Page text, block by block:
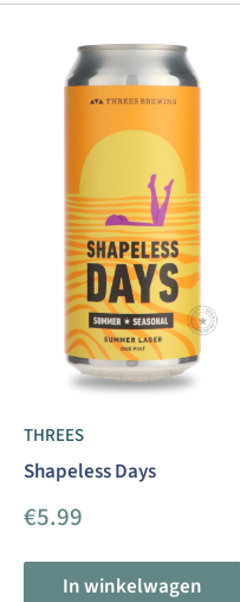
THREES
Shapeless Days
Aanbiedingsprijs
€5.99
In winkelwagen